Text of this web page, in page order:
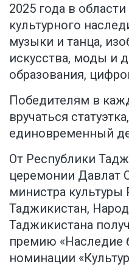
2025 года в
культурного
музыки и танца,
искусства, моды и
образования,
Победителям в
вручаться
единовременный
От Республики
церемонии Давлат
министра культуры
Таджикистан,
Таджикистана
премию «Наследие
номинации